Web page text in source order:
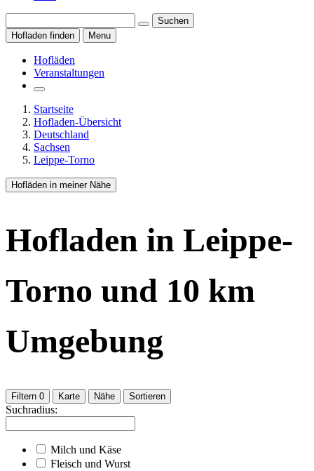
Suchen
Hofladen finden
Menu
Hofläden
Veranstaltungen
Startseite
Hofladen-Übersicht
Deutschland
Sachsen
Leippe-Torno
Hofläden in meiner Nähe
Hofladen in Leippe-
Torno und 10 km
Umgebung
Filtern 0 Karte Nähe Sortieren
Suchradius:
Milch und Käse
Fleisch und Wurst